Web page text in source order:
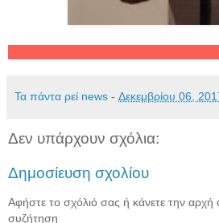
Τα πάντα ρεί news - Δεκεμβρίου 06,
Δεν υπάρχουν σχόλια:
Δημοσίευση σχολίου
Αφήστε το σχόλιό σας ή κάνετε την αρχή
συζήτηση